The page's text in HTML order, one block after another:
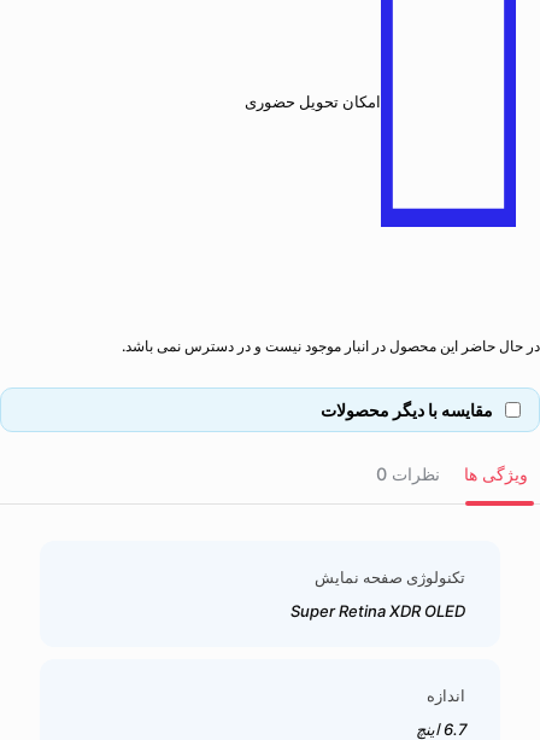
امکان تحویل حضوری
در حال حاضر این محصول در انبار موجود نیست و در دسترس نمی باشد.
مقایسه با دیگر محصولات
ویژگی ها نظرات 0
تکنولوژی صفحه نمایش
Super Retina XDR OLED
اندازه
6.7 اینچ